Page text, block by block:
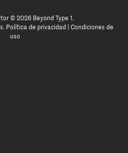
© 2026 Beyond Type 1.
Política de privacidad
Condiciones de
uso